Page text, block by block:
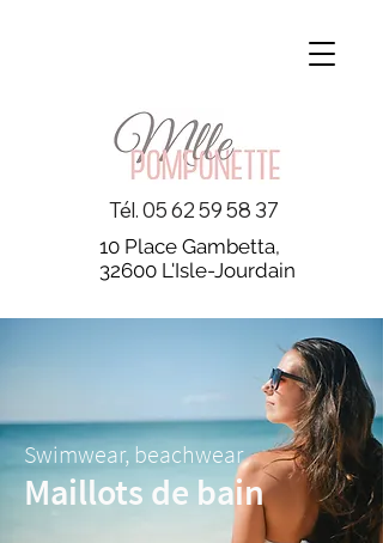
10 Place Gambetta,
32600 L'Isle-Jourdain
Tél.05 62 59 58 37
Swimwear, beachwear
Maillots de bain